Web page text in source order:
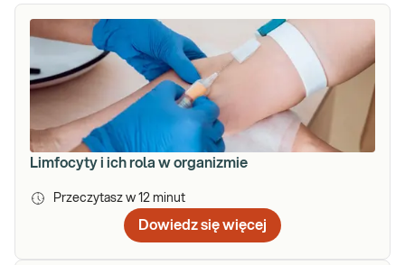
Limfocyty i ich rola w organizmie
Przeczytasz w 12 minut
Dowiedz się więcej